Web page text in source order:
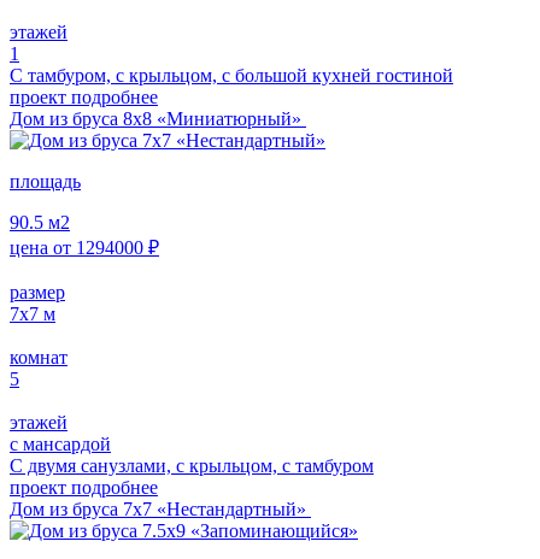
этажей
1
С тамбуром, с крыльцом, с большой кухней гостиной
проект подробнее
Дом из бруса 8х8 «Миниатюрный»
площадь
90.5 м2
цена от 1294000 ₽
размер
7x7 м
комнат
5
этажей
с мансардой
С двумя санузлами, с крыльцом, с тамбуром
проект подробнее
Дом из бруса 7х7 «Нестандартный»